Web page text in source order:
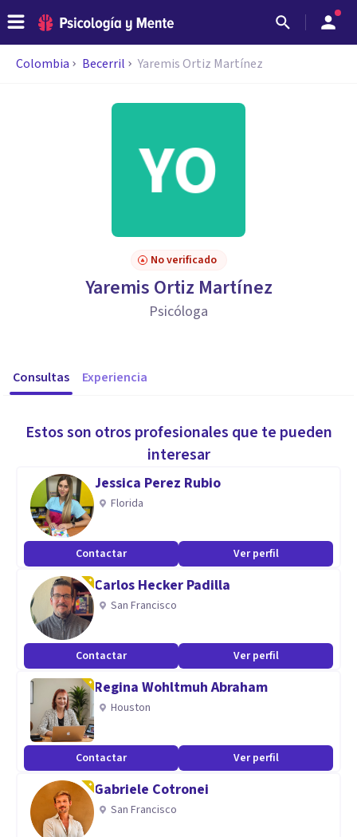
Colombia Becerril Yaremis Ortiz Martínez
No verificado
Yaremis Ortiz Martínez
Psicóloga
Consultas Experiencia
Estos son otros profesionales que te pueden
interesar
Jessica Perez Rubio
Florida
Contactar Ver perfil
Carlos Hecker Padilla
San Francisco
Contactar Ver perfil
Regina Wohltmuh Abraham
Houston
Contactar Ver perfil
Gabriele Cotronei
San Francisco